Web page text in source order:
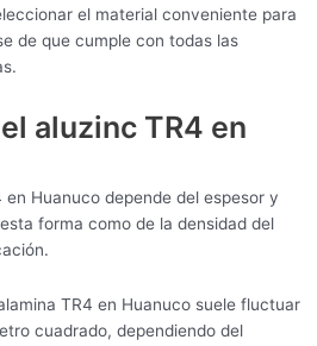
el material conveniente para
de que cumple con todas las
aluzinc TR4 en
en Huanuco depende del espesor y
forma como de la densidad del
TR4 en Huanuco suele fluctuar
cuadrado, dependiendo del